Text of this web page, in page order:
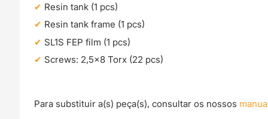
Resin tank (1 pcs)
Resin tank frame (1 pcs)
SL1S FEP film (1 pcs)
Screws: 2,5×8 Torx (22 pcs)
Para substituir a(s) peça(s), consultar os nossos